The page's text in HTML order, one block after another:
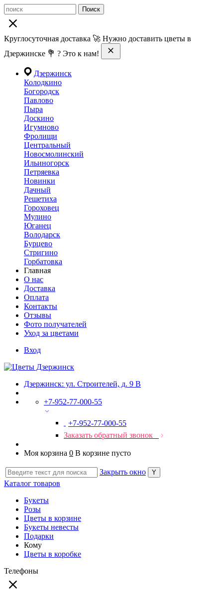
Поиск
Круглосуточная доставка 🚀 Нужно доставить цветы в
Дзержинске 💐 ? Это к нам!
Дзержинск
Колодкино
Богородск
Павлово
Пыра
Доскино
Игумново
Фролищи
Центральный
Новосмолинский
Ильиногорск
Петряевка
Новинки
Дачный
Решетиха
Гороховец
Мулино
Юганец
Володарск
Бурцево
Стригино
Горбатовка
Главная
О нас
Доставка
Оплата
Контакты
Отзывы
Фото получателей
Уход за цветами
Вход
Дзержинск: ул. Строителей, д. 9 В
+7-952-77-000-55
+7-952-77-000-55
Заказать обратный звонок
Моя корзина 0 В корзине пусто
Закрыть окно
Каталог товаров
Букеты
Розы
Цветы в корзине
Букеты невесты
Подарки
Кому
Цветы в коробке
Телефоны